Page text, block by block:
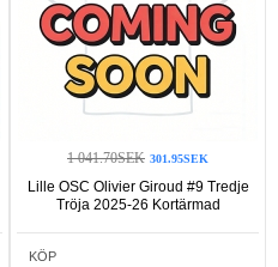
1 041.70SEK 301.95SEK
Lille OSC Olivier Giroud #9 Tredje
Tröja 2025-26 Kortärmad
KÖP